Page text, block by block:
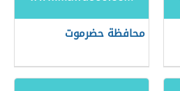
محافظة حضرموت